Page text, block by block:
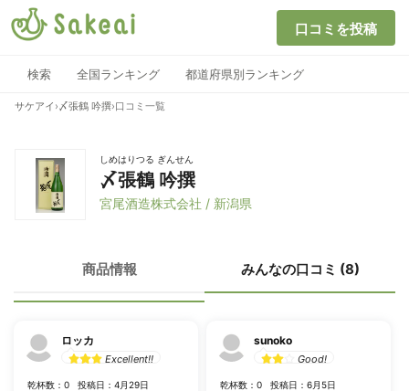
口コミを投稿
検索 全国ランキング 都道府県別ランキング
サケアイ ›〆張鶴 吟撰›口コミ一覧
しめはりつる ぎんせん
〆張鶴 吟撰
宮尾酒造株式会社 / 新潟県
商品情報 みんなの口コミ (8)
ロッカ
Excellent!!
乾杯数：0 投稿日：4月29日
sunoko
Good!
乾杯数：0 投稿日：6月5日